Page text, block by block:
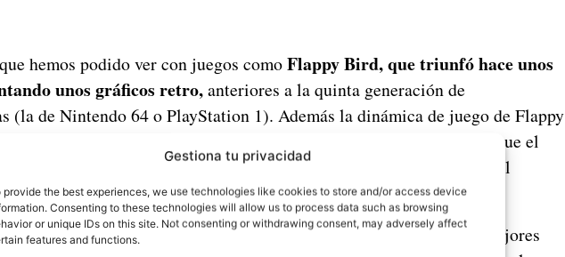
Gestiona tu privacidad
provide the best experiences, we use technologies like cookies to store and/or access device
Consenting to these technologies will allow us to process data such as browsing
or unique IDs on this site. Not consenting or withdrawing consent, may adversely affect
features and functions.
hemos podido ver con juegos comoFlappy Bird, que triunfó hace unos
unos gráficos retro,anteriores a la quinta generación de
(la de Nintendo 64 o PlayStation 1). Además la dinámica de juego de Flappy
tan solo hay que tocar la pantalla continuamente, intentando que el
con las tuberías. El juego fue eliminado de Play Store, según el
debido a su alto nivel de adicción.
un juego mucho más adictivo que Flappy Bird, y además con mejores